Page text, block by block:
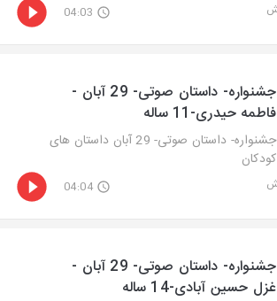
04:03
جشنواره- داستان صوتی- 29 آبان -
فاطمه حیدری-11 ساله
جشنواره- داستان صوتی- 29 آبان داستان های
کودکان
04:04
جشنواره- داستان صوتی- 29 آبان -
غزل حسین آبادی-14 ساله